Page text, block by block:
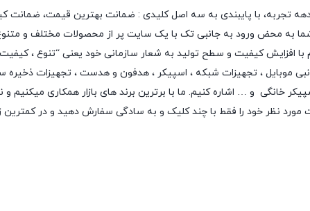
تجربه، با پایبندی به سه اصل کلیدی : ضمانت بهترین قیمت، ضمانت
شما به محض ورود به جانبی تک با یک سایت پر از محصولات مختلف و
با افزایش کیفیت و سطح تولید به شعار سازمانی خود یعنی “تنوع ،
موبایل ، تجهیزات شبکه ، اسپیکر ، هدفون و هدست ، تجهیزات ذخیره
خانگی و … اشاره کنیم. ما با برترین برند های بازار همکاری
مورد نظر خود را فقط با چند کلیک و به سادگی سفارش دهید و در